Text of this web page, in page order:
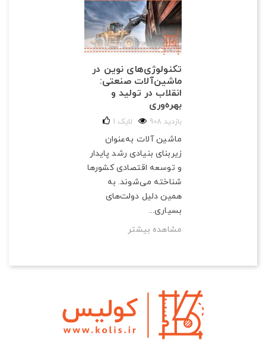
تکنولوژی‌های نوین در
ماشین‌آلات صنعتی:
انقلاب در تولید و
بهره‌وری
908 بازدید 1 لایک
ماشین آلات به‌عنوان
زیربنای بنیادی رشد پایدار
و توسعه اقتصادی کشورها
شناخته می‌شوند. به
همین دلیل دولت‌های
بسیاری...
مشاهده بیشتر